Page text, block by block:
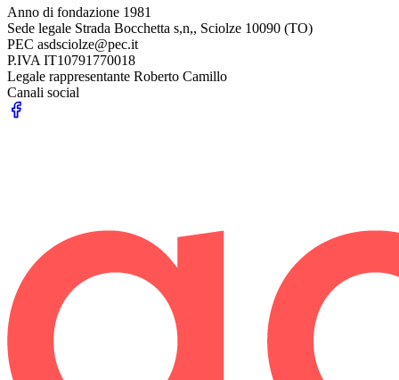
Anno di fondazione 1981
Sede legale Strada Bocchetta s,n,, Sciolze 10090 (TO)
PEC asdsciolze@pec.it
P.IVA IT10791770018
Legale rappresentante Roberto Camillo
Canali social